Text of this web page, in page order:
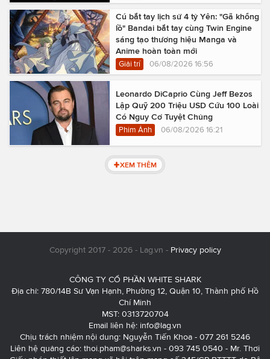
Cú bắt tay lịch sử 4 tỷ Yên: "Gã khổng
lồ" Bandai bắt tay cùng Twin Engine
sáng tạo thương hiệu Manga và
Anime hoàn toàn mới
Giải trí 06/08/2026 16:56
Leonardo DiCaprio Cùng Jeff Bezos
Lập Quỹ 200 Triệu USD Cứu 100 Loài
Có Nguy Cơ Tuyệt Chủng
Phim Ảnh 06/08/2026 16:21
XEM THÊM
Copyright 2017 - 2026 - Lag.vn - Privacy policy
CÔNG TY CỔ PHẦN WHITE SHARK
Địa chỉ: 780/14B Sư Vạn Hạnh, Phường 12, Quận 10, Thành phố Hồ
Chí Minh
MST: 0313720704
Email liên hệ: info@lag.vn
Chịu trách nhiệm nội dung: Nguyễn Tiến Khoa - 077 261 5246
Liên hệ quảng cáo: thoi.pham@sharks.vn - 093 745 0540 - Mr. Thơi